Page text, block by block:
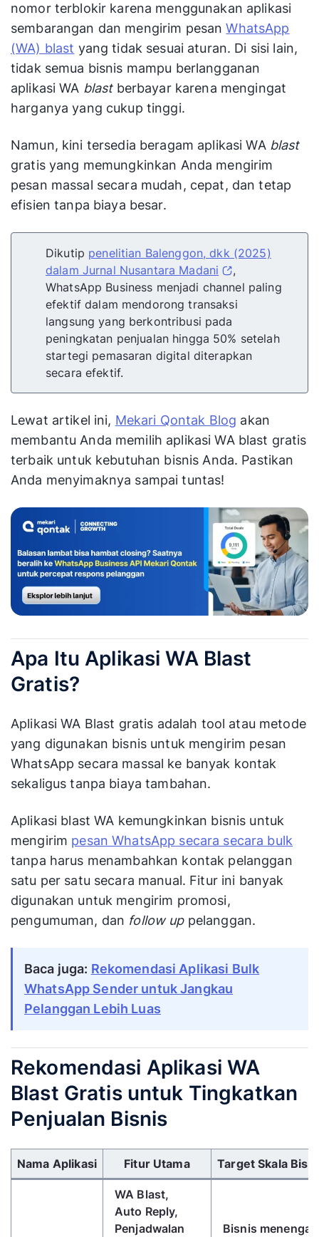
nomor terblokir karena menggunakan aplikasi
sembarangan dan mengirim pesanWhatsApp
(WA) blast yang tidak sesuai aturan. Di sisi lain,
tidak semua bisnis mampu berlangganan
aplikasi WA blastberbayar karena mengingat
harganya yang cukup tinggi.
Namun, kini tersedia beragam aplikasi WA blast
gratis yang memungkinkan Anda mengirim
pesan massal secara mudah, cepat, dan tetap
efisien tanpa biaya besar.
Dikutip penelitian Balenggon, dkk (2025)
dalam Jurnal Nusantara Madani
,
WhatsApp Business menjadi channel paling
efektif dalam mendorong transaksi
langsung yang berkontribusi pada
peningkatan penjualan hingga 50% setelah
startegi pemasaran digital diterapkan
secara efektif.
Lewat artikel ini, Mekari Qontak Blog akan
membantu Anda memilih aplikasi WA blast gratis
terbaik untuk kebutuhan bisnis Anda. Pastikan
Anda menyimaknya sampai tuntas!
Apa Itu Aplikasi WA Blast
Gratis?
Aplikasi WA Blast gratis adalah tool atau metode
yang digunakan bisnis untuk mengirim pesan
WhatsApp secara massal ke banyak kontak
sekaligus tanpa biaya tambahan.
Aplikasi blast WA kemungkinkan bisnis untuk
mengirim pesan WhatsApp secara secara bulk
tanpa harus menambahkan kontak pelanggan
satu per satu secara manual. Fitur ini banyak
digunakan untuk mengirim promosi,
pengumuman, dan follow uppelanggan.
Baca juga: Rekomendasi Aplikasi Bulk
WhatsApp Sender untuk Jangkau
Pelanggan Lebih Luas
Rekomendasi Aplikasi WA
Blast Gratis untuk Tingkatkan
Penjualan Bisnis
Gunakan tombol panah kiri/kanan untuk
Nama Aplikasi Fitur Utama Target Skala
WA Blast,
Auto Reply,
Penjadwalan
Bisnis menengah